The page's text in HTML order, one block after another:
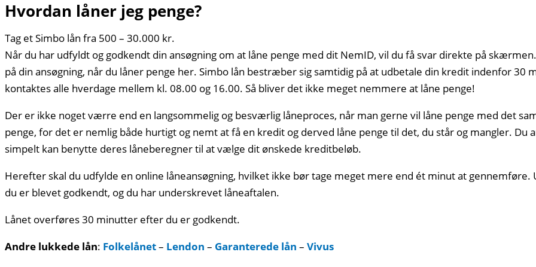
Hvordan låner jeg penge?
Tag et Simbo lån fra 500 – 30.000 kr.
Når du har udfyldt og godkendt din ansøgning om at låne penge med dit NemID, vil du få svar direkte på
på din ansøgning, når du låner penge her. Simbo lån bestræber sig samtidig på at udbetale din kredit indenfor 30
kontaktes alle hverdage mellem kl. 08.00 og 16.00. Så bliver det ikke meget nemmere at låne penge!
Der er ikke noget værre end en langsommelig og besværlig låneproces, når man gerne vil låne penge med det
penge, for det er nemlig både hurtigt og nemt at få en kredit og derved låne penge til det, du står og mangler. Du
simpelt kan benytte deres låneberegner til at vælge dit ønskede kreditbeløb.
Herefter skal du udfylde en online låneansøgning, hvilket ikke bør tage meget mere end ét minut at
du er blevet godkendt, og du har underskrevet låneaftalen.
Lånet overføres 30 minutter efter du er godkendt.
Andre lukkede lån: Folkelånet– Lendon – Garanterede lån – Vivus